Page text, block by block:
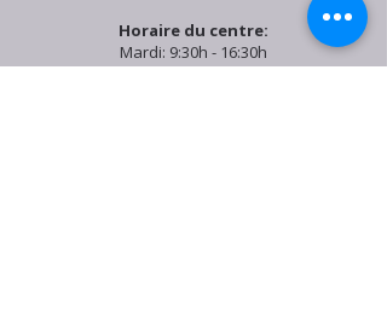
Horaire du centre:
Mardi: 9:30h - 16:30h
Jeudi: 9:30h - 19:00h